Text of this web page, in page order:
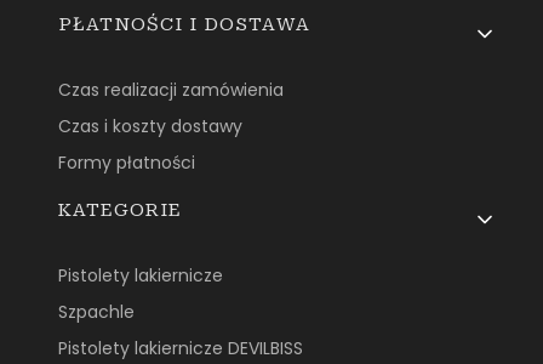
PŁATNOŚCI I DOSTAWA
Czas realizacji zamówienia
Czas i koszty dostawy
Formy płatności
KATEGORIE
Pistolety lakiernicze
Szpachle
Pistolety lakiernicze DEVILBISS